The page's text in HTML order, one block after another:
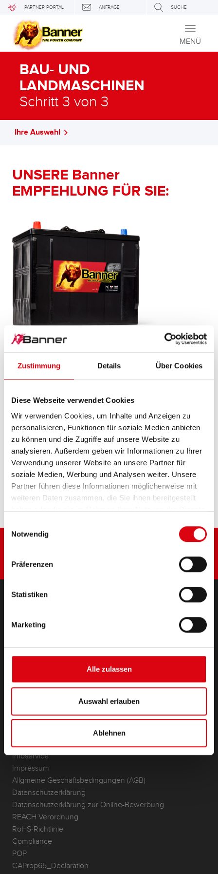
Zustimmung Details Über Cookies
Diese Webseite verwendet Cookies
Wir verwenden Cookies, um Inhalte und Anzeigen zu
personalisieren, Funktionen für soziale Medien anbieten
zu können und die Zugriffe auf unsere Website zu
analysieren. Außerdem geben wir Informationen zu Ihrer
Verwendung unserer Website an unsere Partner für
soziale Medien, Werbung und Analysen weiter. Unsere
Partner führen diese Informationen möglicherweise mit
weiteren Daten zusammen, die Sie ihnen bereitgestellt
haben oder die sie im Rahmen Ihrer Nutzung der Dienste
Notwendig
Präferenzen
Statistiken
Marketing
Alle zulassen
Auswahl erlauben
Ablehnen
PARTNER PORTAL ANFRAGE SUCHE
Toggle
MENÜ
BAU- UND
LANDMASCHINEN
Schritt 3 von 3
Ihre Auswahl
UNSERE Banner
EMPFEHLUNG FÜR SIE:
Buffalo Bull SLI
625 13
Originalqualität zum Nachrüsten (OE).
PRODUKTDETAILS >
Diese Batterie kaufen:
HÄNDLER & EINBAUSERVICE >
Starter- & Bordnetzbatterien
Anwendungsbereiche
Standorte & Kontakt
ANFRAGE
Infoservice
Impressum
Allgmeine Geschäftsbedingungen (AGB)
Datenschutzerklärung
Datenschutzerklärung zur Online-Bewerbung
REACH Verordnung
RoHS-Richtlinie
Compliance
POP
CAProp65_Declaration